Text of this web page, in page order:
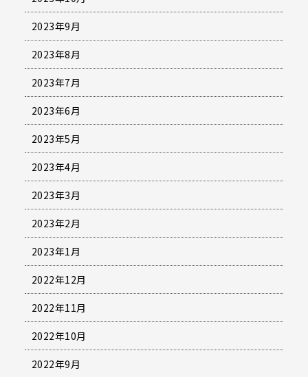
2023年9月
2023年8月
2023年7月
2023年6月
2023年5月
2023年4月
2023年3月
2023年2月
2023年1月
2022年12月
2022年11月
2022年10月
2022年9月